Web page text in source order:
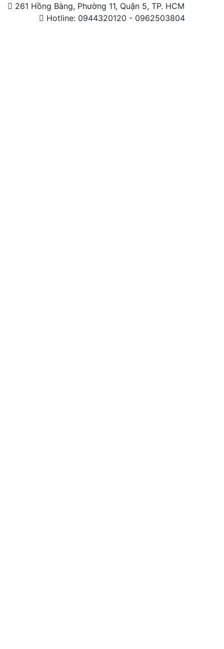
261 Hồng Bàng, Phường 11, Quận 5, TP. HCM
Hotline: 0944320120 - 0962503804